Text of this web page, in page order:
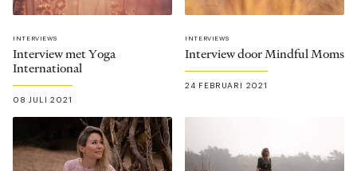
INTERVIEWS
Interview met Yoga
International
08 JULI 2021
INTERVIEWS
Interview door Mindful Moms
24 FEBRUARI 2021